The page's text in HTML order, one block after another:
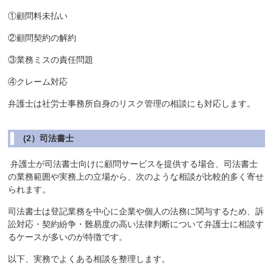
①顧問料未払い
②顧問契約の解約
③業務ミスの責任問題
④クレーム対応
弁護士は社労士事務所自身のリスク管理の相談にも対応します。
(2）司法書士
弁護士が司法書士向けに顧問サービスを提供する場合、司法書士
の業務範囲や実務上の立場から、次のような相談が比較的多く寄せ
られます。
司法書士は登記業務を中心に企業や個人の法務に関与するため、訴
訟対応・契約紛争・難易度の高い法律判断について弁護士に相談す
るケースが多いのが特徴です。
以下、実務でよくある相談を整理します。